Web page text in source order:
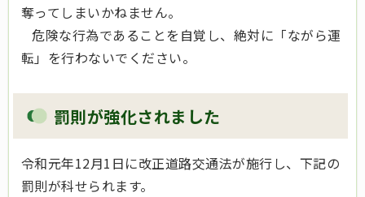
奪ってしまいかねません。
危険な行為であることを自覚し、絶対に「ながら運
転」を行わないでください。
罰則が強化されました
令和元年12月1日に改正道路交通法が施行し、下記の
罰則が科せられます。